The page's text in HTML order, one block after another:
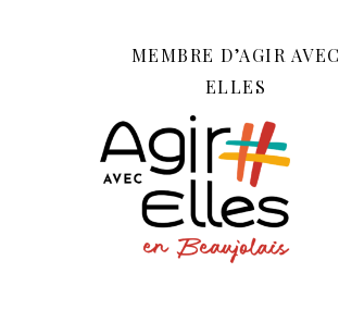
MEMBRE D’AGIR AVEC
ELLES